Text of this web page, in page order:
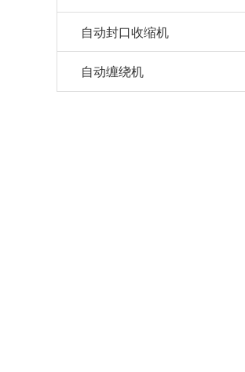
自动封口收缩机
自动缠绕机